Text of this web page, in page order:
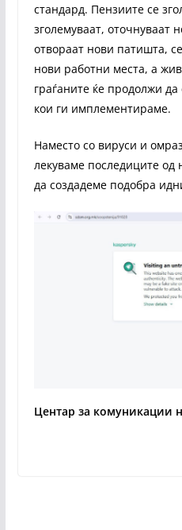
стандард. Пензиите се
зголемуваат, оточнуваат
отвораат нови патишта,
нови работни места, а
граѓаните ќе продолжи
кои ги имплементираме.
Наместо со вируси и
лекуваме последиците од
да создадеме подобра
Центар за